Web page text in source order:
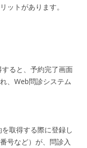
ットがあります。
ると、予約完了画面
、Web問診システム
取得する際に登録し
号など）が、問診入